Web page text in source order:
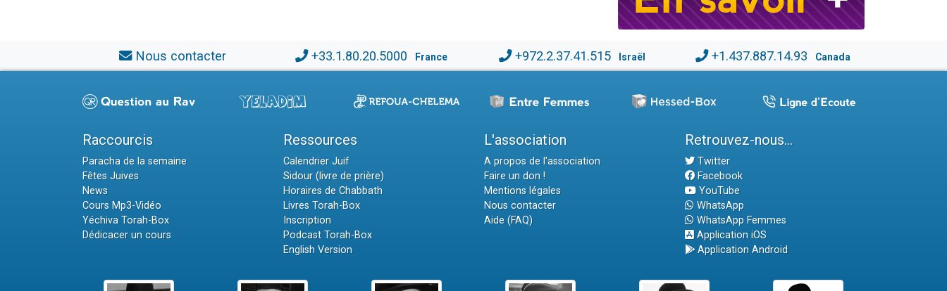
Nous contacter +33.1.80.20.5000 France +972.2.37.41.515 Israël +1.437.887.14.93 Canada
Raccourcis
Paracha de la semaine
Fêtes Juives
News
Cours Mp3-Vidéo
Yéchiva Torah-Box
Dédicacer un cours
Ressources
Calendrier Juif
Sidour (livre de prière)
Horaires de Chabbath
Livres Torah-Box
Inscription
Podcast Torah-Box
English Version
L'association
A propos de l'association
Faire un don !
Mentions légales
Nous contacter
Aide (FAQ)
Retrouvez-nous...
Twitter
Facebook
YouTube
WhatsApp
WhatsApp Femmes
Application iOS
Application Android